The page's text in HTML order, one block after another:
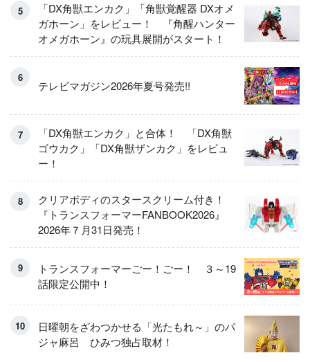
「DX角獣エンカク」「角獣覚醒器 DXオメ
ガホーン」をレビュー！ 『角醒ハンター
オメガホーン』の玩具展開がスタート！
テレビマガジン2026年夏号発売!!
「DX角獣エンカク」と合体！ 「DX角獣
ゴウカク」「DX角獣ザンカク」をレビュ
ー！
クリアボディのスタースクリーム付き！
『トランスフォーマーFANBOOK2026』
2026年７月31日発売！
トランスフォーマーごー！ごー！ ３～19
話限定公開中！
日曜朝をざわつかせる「光たもれ～」のパ
ジャ麻呂 ひみつ独占取材！